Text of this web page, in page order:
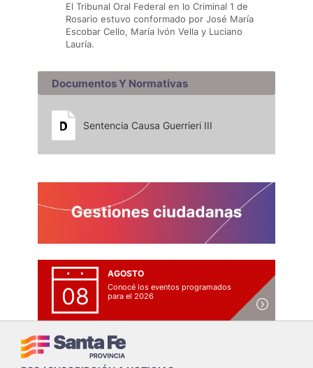
El Tribunal Oral Federal en lo Criminal 1 de
Rosario estuvo conformado por José María
Escobar Cello, María Ivón Vella y Luciano
Lauría.
Documentos Y Normativas
Sentencia Causa Guerrieri III
08
AGOSTO
Conocé los eventos programados
para el 2026